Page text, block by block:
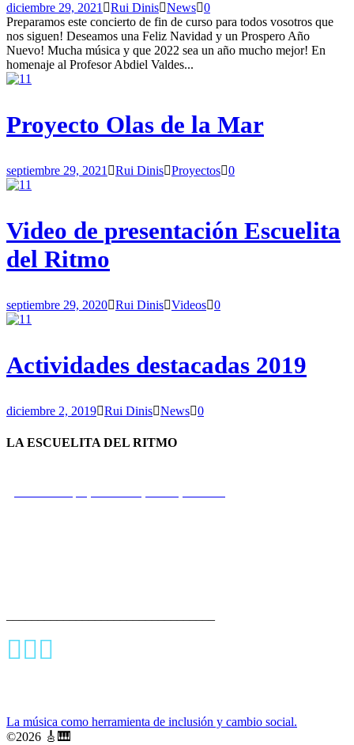
diciembre 29, 2021 Rui Dinis News 0
Preparamos este concierto de fin de curso para todos vosotros que
nos siguen! Deseamos una Feliz Navidad y un Prospero Año
Nuevo! Mucha música y que 2022 sea un año mucho mejor! En
homenaje al Profesor Abdiel Valdes...
Proyecto Olas de la Mar
septiembre 29, 2021 Rui Dinis Proyectos 0
Video de presentación Escuelita
del Ritmo
septiembre 29, 2020 Rui Dinis Videos 0
Actividades destacadas 2019
diciembre 2, 2019 Rui Dinis News 0
LA ESCUELITA DEL RITMO
La música como herramienta de inclusión y cambio social.
©2026 🎸 🎹